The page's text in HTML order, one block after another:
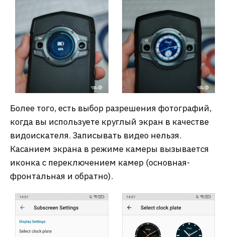
Более того, есть выбор разрешения фотографий,
когда вы используете круглый экран в качестве
видоискателя. Записывать видео нельзя.
Касанием экрана в режиме камеры вызывается
иконка с переключением камер (основная-
фронтальная и обратно).